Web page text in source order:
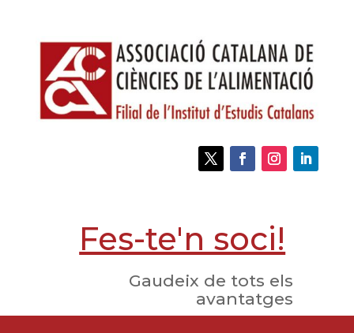
Fes-te'n soci!
Gaudeix de tots els
avantatges